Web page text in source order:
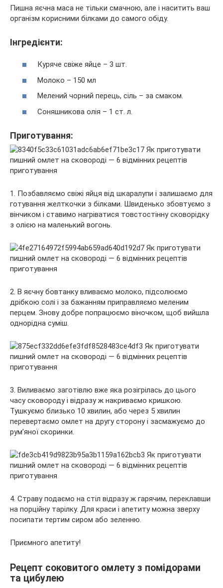
Пишна яєчна маса не тільки смачною, але і наситить ваш
організм корисними білками до самого обіду.
Інгредієнти:
Куряче свіже яйце – 3 шт.
Молоко – 150 мл
Мелений чорний перець, сіль – за смаком.
Соняшникова олія – 1 ст. л.
Приготування:
1. Позбавляємо свіжі яйця від шкаралупи і залишаємо для
готування желткочки з білками. Швиденько збовтуємо з
вінчиком і ставимо нагріватися товстостінну сковорідку
з олією на маленький вогонь.
2. В яєчну бовтанку вливаємо молоко, підсолюємо
дрібкою солі і за бажанням приправляємо меленим
перцем. Знову добре попрацюємо віночком, щоб вийшла
однорідна суміш.
3. Виливаємо заготівлю вже яка розігрілась до цього
часу сковороду і відразу ж накриваємо кришкою.
Тушкуємо близько 10 хвилин, або через 5 хвилин
перевертаємо омлет на другу сторону і засмажуємо до
рум’яної скоринки.
4. Страву подаємо на стіл відразу ж гарячим, переклавши
на порційну тарілку. Для краси і апетиту можна зверху
посипати тертим сиром або зеленню.
Приємного апетиту!
Рецепт соковитого омлету з помідорами
та цибулею